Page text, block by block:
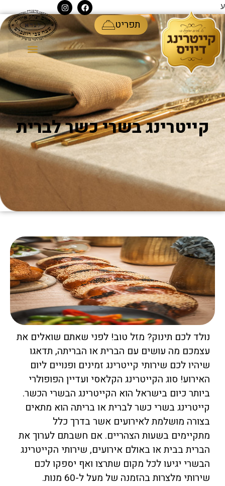
ע
תפריט
קייטרינג בשרי כשר לברית
נולד לכם תינוק? מזל טוב! לפני שאתם שואלים את
עצמכם מה עושים עם הברית או הבריתה, תדאגו
שיהיו לכם שירותי קייטרינג זמינים ופנויים ליום
האירוע! סוג הקייטרינג הקלאסי ועדיין הפופולרי
ביותר כיום בישראל הוא הקייטרינג הבשרי הכשר.
קייטרינג בשרי כשר לברית או בריתה הוא מתאים
בצורה מושלמת לאירועים אשר בדרך כלל
מתקיימים בשעות הצהריים. אם חשבתם לערוך את
הברית בבית או באולם אירועים, שירותי הקייטרינג
הבשרי יגיעו לכל מקום שתרצו ואף יספקו לכם
שירותי מלצרות בהזמנה של מעל ל-60 מנות.